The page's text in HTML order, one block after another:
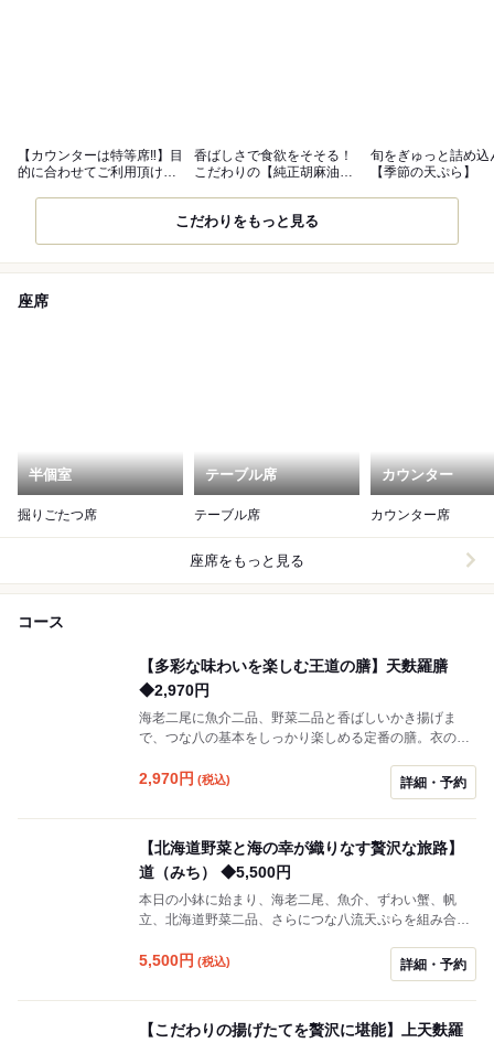
【カウンターは特等席‼】目
的に合わせてご利用頂ける
香ばしさで食欲をそそる！
こだわりの【純正胡麻油
旬をぎゅっと詰め込
【季節の天ぷら】
こだわりをもっと見る
座席
半個室
掘りごたつ席
テーブル席
テーブル席
カウンター
カウンター席
座席をもっと見る
コース
【多彩な味わいを楽しむ王道の膳】天麩羅膳
◆2,970円
海老二尾に魚介二品、野菜二品と香ばしいかき揚げま
で、つな八の基本をしっかり楽しめる定番の膳。衣の軽
出します。ランチはもちろん、ディナーにも対応できる
構成で、どなたにもおすすめできる一膳です。
2,970円 (税込) 詳細・予約
【北海道野菜と海の幸が織りなす贅沢な旅路】
道（みち） ◆5,500円
本日の小鉢に始まり、海老二尾、魚介、ずわい蟹、帆
立、北海道野菜二品、さらにつな八流天ぷらを組み合わ
た天ぷらは、外はサクッと軽やか、中は素材の旨みと甘
みがふわりと広がります。北海道の大地が育む野菜の
瑞々しさ、海の幸の濃厚な味わい、それぞれが引き立て
合う構成です。締めはお揃い・天茶漬け・小天丼から選
べ、最後まで満たされる特別な一膳です。
5,500円 (税込) 詳細・予約
【こだわりの揚げたてを贅沢に堪能】上天麩羅